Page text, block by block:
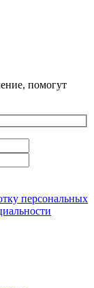
помогут
персональных